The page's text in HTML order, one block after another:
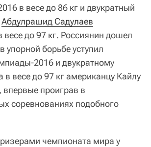
в весе до 86 кг и двукратный
Абдулрашид Садулаев
весе до 97 кг. Россиянин дошел
упорной борьбе уступил
2016 и двукратному
в весе до 97 кг американцу Кайлу
впервые проиграв в
соревнованиях подобного
чемпионата мира у